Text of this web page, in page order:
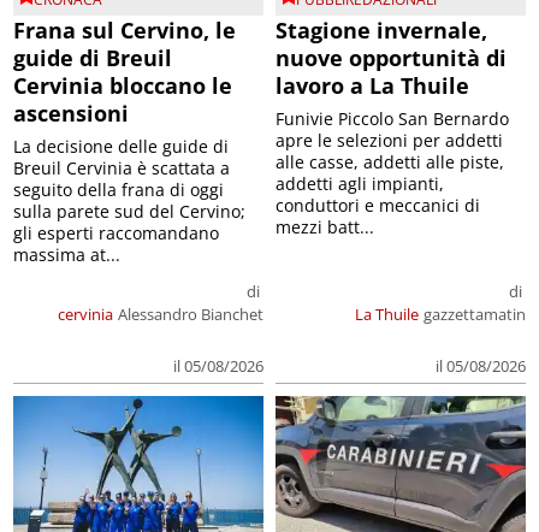
Frana sul Cervino, le
guide di Breuil
Cervinia bloccano le
ascensioni
cervinia
di
Alessandro Bianchet
il 05/08/2026
La decisione delle guide di
Breuil Cervinia è scattata a
seguito della frana di oggi
sulla parete sud del Cervino;
gli esperti raccomandano
massima at...
Stagione invernale,
nuove opportunità di
lavoro a La Thuile
La Thuile
di
gazzettamatin
il 05/08/2026
Funivie Piccolo San Bernardo
apre le selezioni per addetti
alle casse, addetti alle piste,
addetti agli impianti,
conduttori e meccanici di
mezzi batt...